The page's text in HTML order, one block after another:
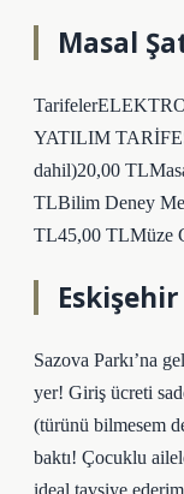
Masal
YATILIM
dahil)20,00
TLBilim Deney
TL45,00 TLMüze
Sazova Parkı’na
yer! Giriş ücreti
(türünü bilmesem
baktı! Çocuklu
ideal tavsiye